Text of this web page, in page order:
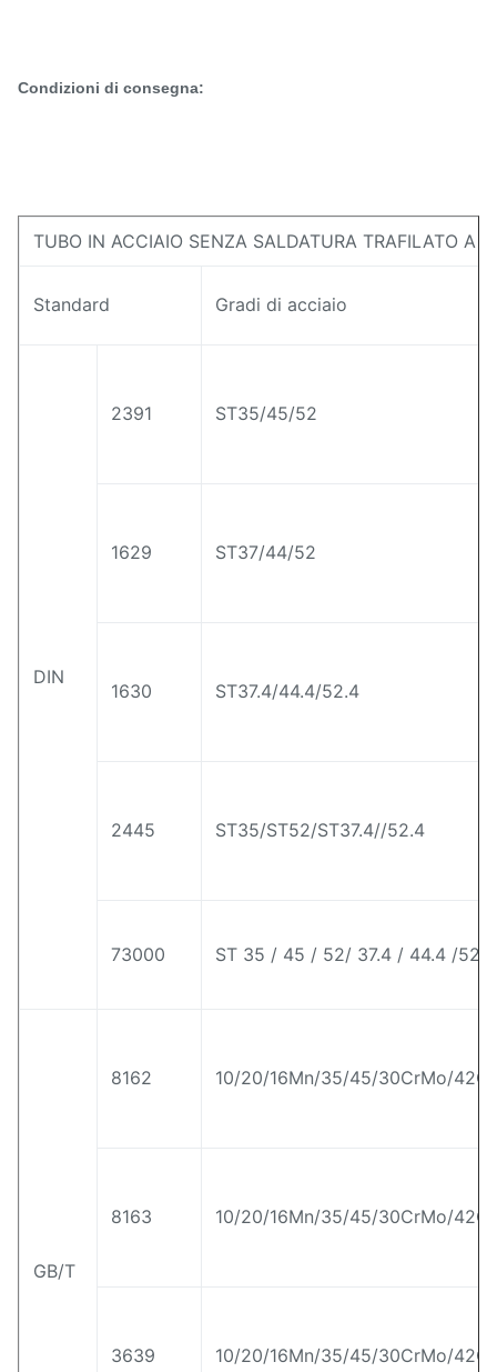
Principalecaratteristica
Eccellente luminosità
Condizioni di consegna:
TUBO IN ACCIAIO SENZA SALDATURA TRAFILATO A
Standard Gradi di acciaio
DIN
2391 ST35/45/52
1629 ST37/44/52
1630 ST37.4/44.4/52.4
2445 ST35/ST52/ST37.4//52.4
73000 ST 35 / 45 / 52/ 37.4 / 44.4 /52.4
GB/T
8162 10/20/16Mn/35/45/30CrMo/
8163 10/20/16Mn/35/45/30CrMo/
3639 10/20/16Mn/35/45/30CrMo/